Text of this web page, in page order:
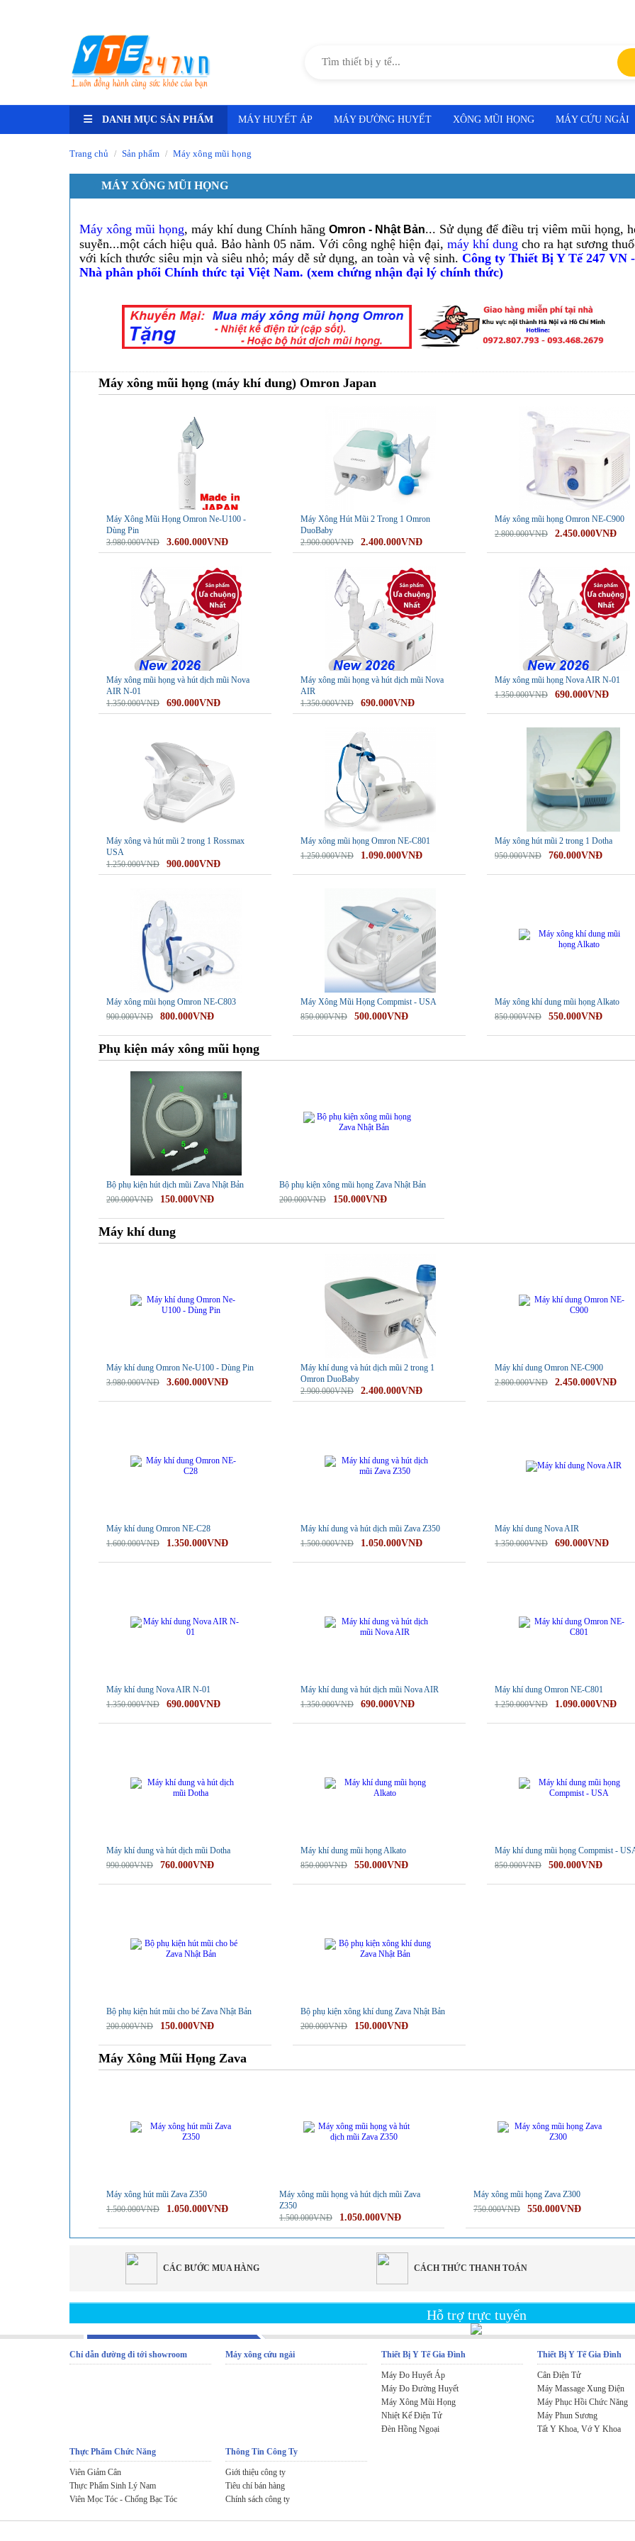
DANH MỤC SẢN PHẨM MÁY HUYẾT ÁP MÁY ĐƯỜNG HUYẾT XÔNG MŨI HỌNG MÁY CỨU NGẢI
Trang chủ / Sản phẩm / Máy xông mũi họng
MÁY XÔNG MŨI HỌNG
Máy xông mũi họng, máy khí dung Chính hãng Omron - Nhật Bản... Sử dụng để điều trị viêm mũi họng,
suyễn...một cách hiệu quả. Bảo hành 05 năm. Với công nghệ hiện đại, máy khí dung cho ra hạt sương
với kích thước siêu mịn và siêu nhỏ; máy dễ sử dụng, an toàn và vệ sinh. Công ty Thiết Bị Y Tế 247 VN -
Nhà phân phối Chính thức tại Việt Nam. (xem chứng nhận đại lý chính thức)
Máy xông mũi họng (máy khí dung) Omron Japan
Máy Xông Mũi Họng Omron Ne-U100 -
Dùng Pin
3.980.000VNĐ
3.600.000VNĐ
Máy Xông Hút Mũi 2 Trong 1 Omron
DuoBaby
2.900.000VNĐ
2.400.000VNĐ
Máy xông mũi họng Omron NE-C900
2.800.000VNĐ
2.450.000VNĐ
Máy xông mũi họng và hút dịch mũi Nova
AIR N-01
1.350.000VNĐ
690.000VNĐ
Máy xông mũi họng và hút dịch mũi Nova
AIR
1.350.000VNĐ
690.000VNĐ
Máy xông mũi họng Nova AIR N-01
1.350.000VNĐ
690.000VNĐ
Máy xông và hút mũi 2 trong 1 Rossmax
USA
1.250.000VNĐ
900.000VNĐ
Máy xông mũi họng Omron NE-C801
1.250.000VNĐ
1.090.000VNĐ
Máy xông hút mũi 2 trong 1 Dotha
950.000VNĐ
760.000VNĐ
Máy xông mũi họng Omron NE-C803
900.000VNĐ
800.000VNĐ
Máy Xông Mũi Họng Compmist - USA
850.000VNĐ
500.000VNĐ
Máy xông khí dung mũi họng Alkato
850.000VNĐ
550.000VNĐ
Phụ kiện máy xông mũi họng
Bộ phụ kiện hút dịch mũi Zava Nhật Bản
200.000VNĐ
150.000VNĐ
Bộ phụ kiện xông mũi họng Zava Nhật Bản
200.000VNĐ
150.000VNĐ
Máy khí dung
Máy khí dung Omron Ne-U100 - Dùng Pin
3.980.000VNĐ
3.600.000VNĐ
Máy khí dung và hút dịch mũi 2 trong 1
Omron DuoBaby
2.900.000VNĐ
2.400.000VNĐ
Máy khí dung Omron NE-C900
2.800.000VNĐ
2.450.000VNĐ
Máy khí dung Omron NE-C28
1.600.000VNĐ
1.350.000VNĐ
Máy khí dung và hút dịch mũi Zava Z350
1.500.000VNĐ
1.050.000VNĐ
Máy khí dung Nova AIR
1.350.000VNĐ
690.000VNĐ
Máy khí dung Nova AIR N-01
1.350.000VNĐ
690.000VNĐ
Máy khí dung và hút dịch mũi Nova AIR
1.350.000VNĐ
690.000VNĐ
Máy khí dung Omron NE-C801
1.250.000VNĐ
1.090.000VNĐ
Máy khí dung và hút dịch mũi Dotha
990.000VNĐ
760.000VNĐ
Máy khí dung mũi họng Alkato
850.000VNĐ
550.000VNĐ
Máy khí dung mũi họng Compmist -
850.000VNĐ
500.000VNĐ
Bộ phụ kiện hút mũi cho bé Zava Nhật Bản
200.000VNĐ
150.000VNĐ
Bộ phụ kiện xông khí dung Zava Nhật Bản
200.000VNĐ
150.000VNĐ
Máy Xông Mũi Họng Zava
Máy xông hút mũi Zava Z350
1.500.000VNĐ
1.050.000VNĐ
Máy xông mũi họng và hút dịch mũi Zava
Z350
1.500.000VNĐ
1.050.000VNĐ
Máy xông mũi họng Zava Z300
750.000VNĐ
550.000VNĐ
CÁC BƯỚC MUA HÀNG CÁCH THỨC THANH TOÁN
Hỗ trợ trực tuyến
Chỉ dẫn đường đi tới showroom Máy xông cứu ngải Thiết Bị Y Tế Gia Đình
Máy Đo Huyết Áp
Máy Đo Đường Huyết
Máy Xông Mũi Họng
Nhiệt Kế Điện Tử
Đèn Hồng Ngoại
Thiết Bị Y Tế Gia Đình
Cân Điện Tử
Máy Massage Xung Điện
Máy Phục Hồi Chức Năng
Máy Phun Sương
Tất Y Khoa, Vớ Y Khoa
Thực Phẩm Chức Năng
Viên Giảm Cân
Thực Phẩm Sinh Lý Nam
Viên Mọc Tóc - Chống Bạc Tóc
Thông Tin Công Ty
Giới thiệu công ty
Tiêu chí bán hàng
Chính sách công ty